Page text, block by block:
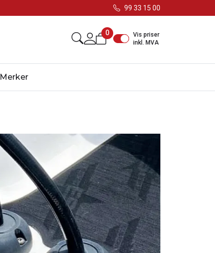
99 33 15 00
0
Vis priser
inkl. MVA
Merker